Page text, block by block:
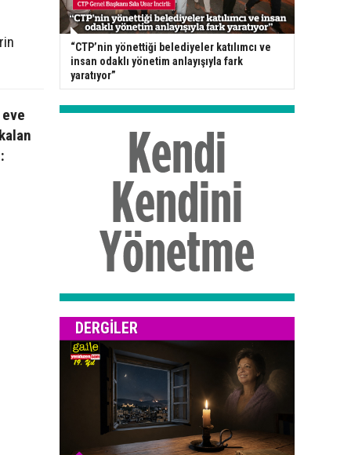
“CTP’nin yönettiği belediyeler katılımcı ve
insan odaklı yönetim anlayışıyla fark
yaratıyor”
DERGILER